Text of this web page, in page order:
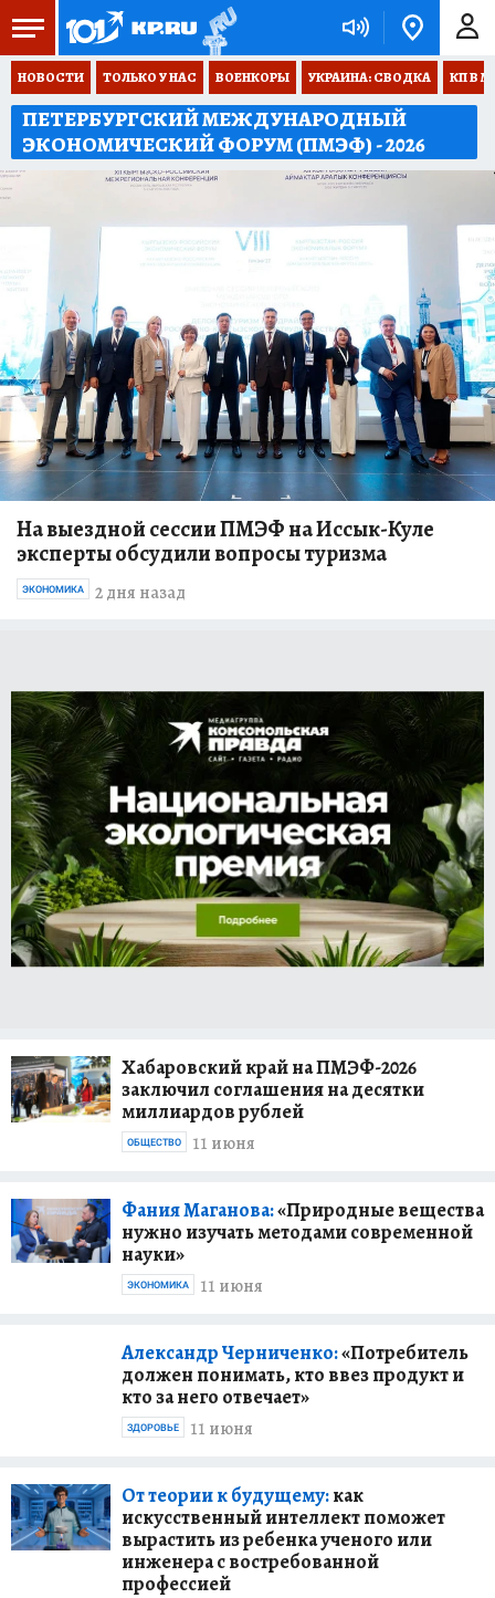
НОВОСТИ ТОЛЬКО У НАС ВОЕНКОРЫ УКРАИНА: СВОДКА КП В
ПЕТЕРБУРГСКИЙ МЕЖДУНАРОДНЫЙ
ЭКОНОМИЧЕСКИЙ ФОРУМ (ПМЭФ) - 2026
На выездной сессии ПМЭФ на Иссык-Куле
эксперты обсудили вопросы туризма
2 дня назад
ЭКОНОМИКА
Хабаровский край на ПМЭФ-2026
заключил соглашения на десятки
миллиардов рублей
11 июня
ОБЩЕСТВО
Фания Маганова:«Природные вещества
нужно изучать методами современной
науки»
11 июня
ЭКОНОМИКА
Александр Черниченко:«Потребитель
должен понимать, кто ввез продукт и
кто за него отвечает»
11 июня
ЗДОРОВЬЕ
От теории к будущему:как
искусственный интеллект поможет
вырастить из ребенка ученого или
инженера с востребованной
профессией